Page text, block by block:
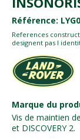
Référence:
References
designent pas l
Marque du
Vis de maintien
et DISCOVERY 2.